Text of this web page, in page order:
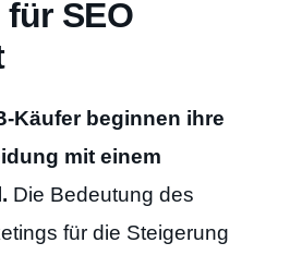
SEO
Käufer beginnen ihre
mit einem
Die Bedeutung des
für die Steigerung